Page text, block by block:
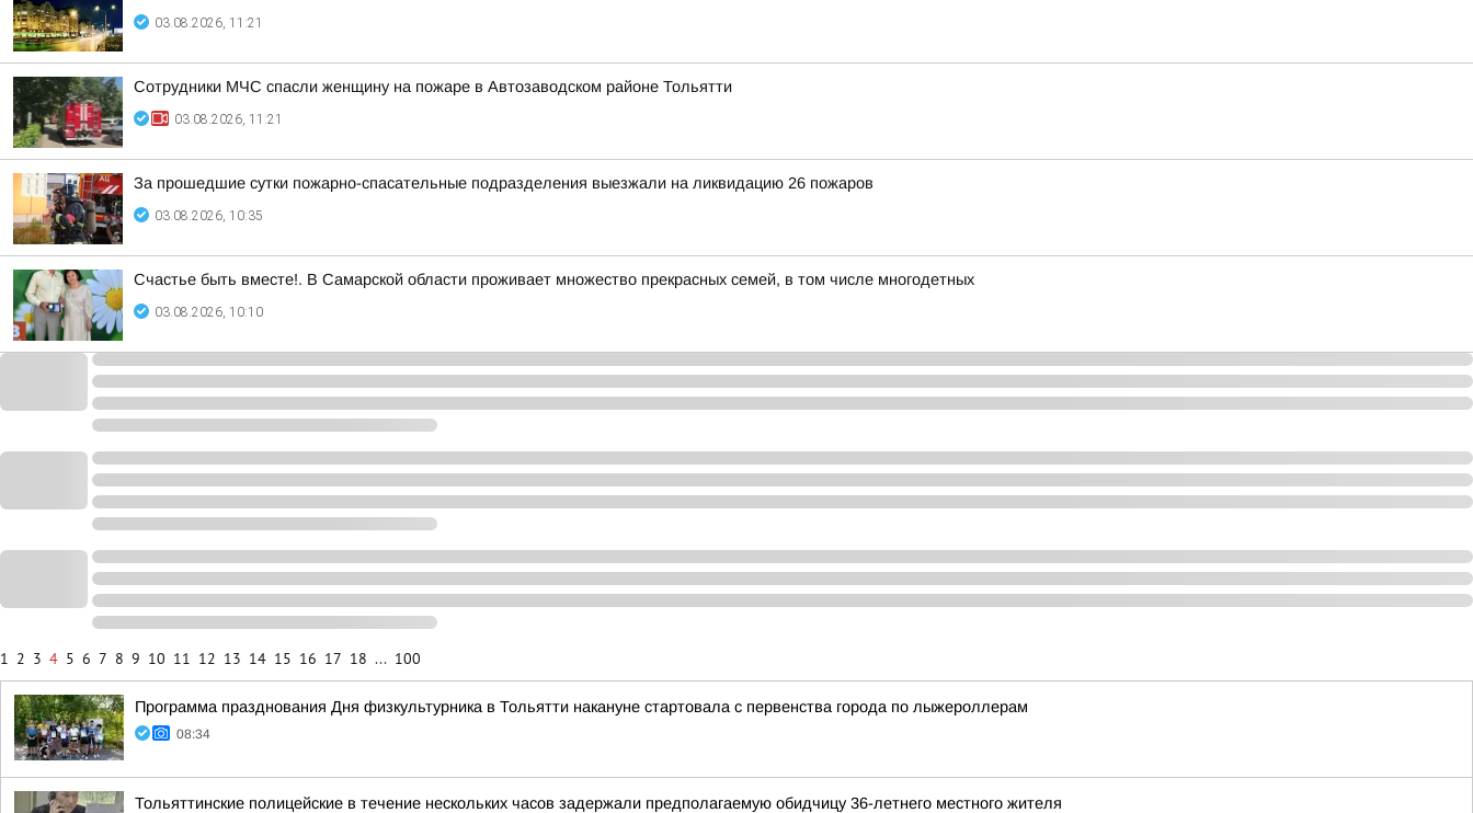
03.08.2026, 11:21
Сотрудники МЧС спасли женщину на пожаре в Автозаводском районе Тольятти
03.08.2026, 11:21
За прошедшие сутки пожарно-спасательные подразделения выезжали на ликвидацию 26 пожаров
03.08.2026, 10:35
Счастье быть вместе!. В Самарской области проживает множество прекрасных семей, в том числе многодетных
03.08.2026, 10:10
1 2 3 4 5 6 7 8 9 10 11 12 13 14 15 16 17 18 ... 100
Программа празднования Дня физкультурника в Тольятти накануне стартовала с первенства города по лыжероллерам
08:34
Тольяттинские полицейские в течение нескольких часов задержали предполагаемую обидчицу 36-летнего местного жителя